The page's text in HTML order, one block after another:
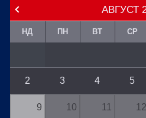
АВГУСТ
НД ПН ВТ СР
2 3 4 5
9 10 11 12